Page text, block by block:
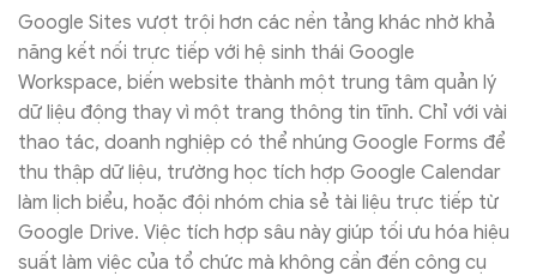
Google Sites vượt trội hơn các nền tảng khác nhờ khả
năng kết nối trực tiếp với hệ sinh thái Google
Workspace, biến website thành một trung tâm quản lý
dữ liệu động thay vì một trang thông tin tĩnh. Chỉ với vài
thao tác, doanh nghiệp có thể nhúng Google Forms để
thu thập dữ liệu, trường học tích hợp Google Calendar
làm lịch biểu, hoặc đội nhóm chia sẻ tài liệu trực tiếp từ
Google Drive. Việc tích hợp sâu này giúp tối ưu hóa hiệu
suất làm việc của tổ chức mà không cần đến công cụ